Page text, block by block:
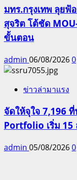
มทร.กรุงเทพ ลุย
สุจริต โต้ชัด
ขั้นตอน
admin 06/08/20260
ข่าวล่ามาแรง
จัดให้จุใจ 7,196
Portfolio เริ่ม 15
admin 05/08/20260